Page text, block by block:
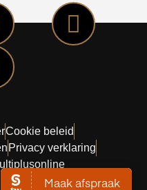
Cookie beleid
Privacy verklaring